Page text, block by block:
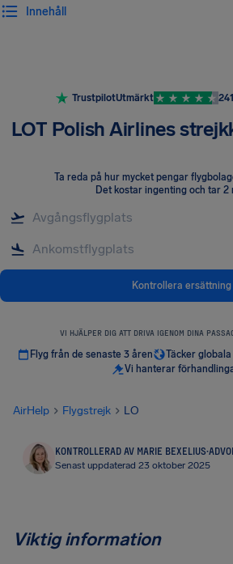
Innehåll
TrustpilotUtmärkt
LOT Polish Airlines
Ta reda på hur mycket pengar
Det kostar ingenting och tar 2
Kontrollera ersättning
VI HJÄLPER DIG ATT DRIVA IGENOM DINA
Flyg från de senaste 3 åren
Täcker
Vi hanterar
AirHelp Flygstrejk LO
KONTROLLERAD AV MARIE BEXELIUS·
Senast uppdaterad 23 oktober 2025
Viktig information